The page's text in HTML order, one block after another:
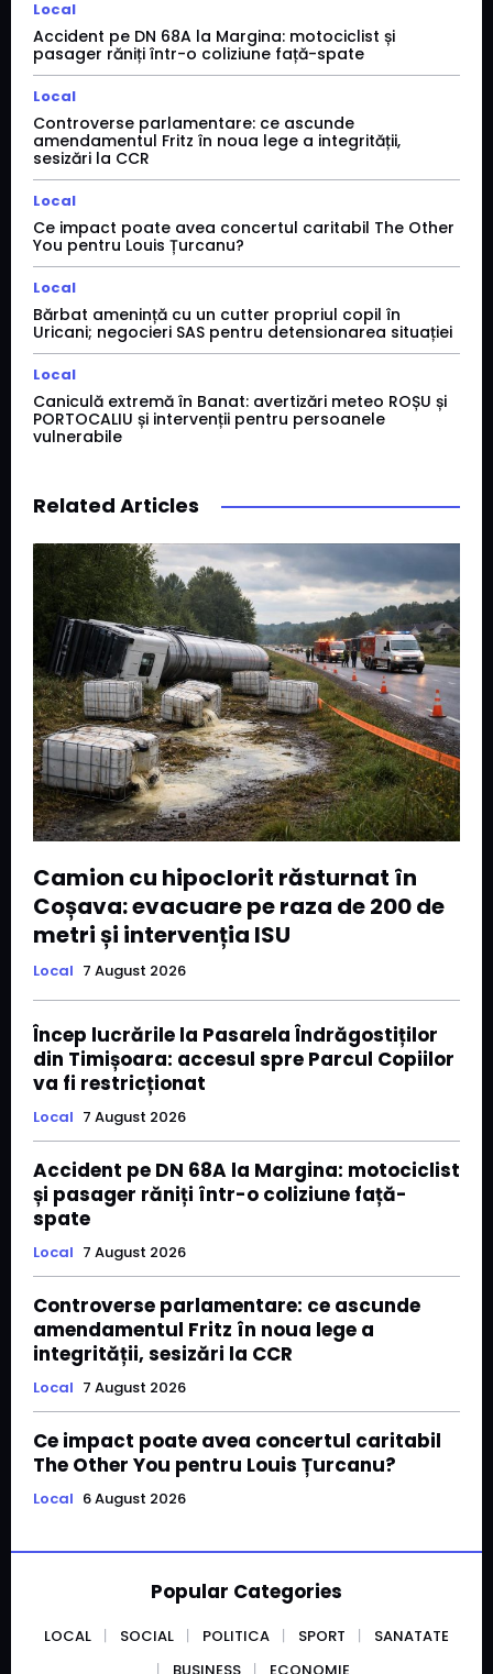
Local
Accident pe DN 68A la Margina: motociclist și
pasager răniți într-o coliziune față-spate
Local
Controverse parlamentare: ce ascunde
amendamentul Fritz în noua lege a integrității,
sesizări la CCR
Local
Ce impact poate avea concertul caritabil The Other
You pentru Louis Țurcanu?
Local
Bărbat amenință cu un cutter propriul copil în
Uricani; negocieri SAS pentru detensionarea situației
Local
Caniculă extremă în Banat: avertizări meteo ROȘU și
PORTOCALIU și intervenții pentru persoanele
vulnerabile
Related Articles
Camion cu hipoclorit răsturnat în
Coșava: evacuare pe raza de 200 de
metri și intervenția ISU
Local 7 August 2026
Încep lucrările la Pasarela Îndrăgostiților
din Timișoara: accesul spre Parcul Copiilor
va fi restricționat
Local 7 August 2026
Accident pe DN 68A la Margina: motociclist
și pasager răniți într-o coliziune față-
spate
Local 7 August 2026
Controverse parlamentare: ce ascunde
amendamentul Fritz în noua lege a
integrității, sesizări la CCR
Local 7 August 2026
Ce impact poate avea concertul caritabil
The Other You pentru Louis Țurcanu?
Local 6 August 2026
Popular Categories
LOCAL SOCIAL POLITICA SPORT
SANATATE